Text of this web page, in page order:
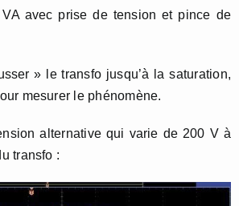
avec prise de tension et pince de
» le transfo jusqu’à la saturation,
mesurer le phénomène.
alternative qui varie de 200 V à
transfo :